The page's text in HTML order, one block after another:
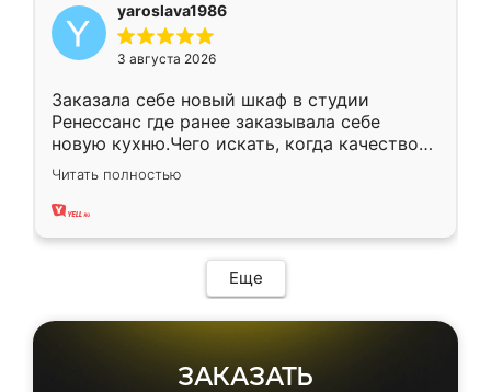
yaroslava1986
3 августа 2026
Заказала себе новый шкаф в студии
Ренессанс где ранее заказывала себе
новую кухню.Чего искать, когда качеством
вполне довольна. Служит кухня уже почти
два года, нареканий нет.
Читать полностью
Еще
ЗАКАЗАТЬ